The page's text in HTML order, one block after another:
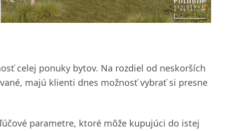
celej ponuky bytov. Na rozdiel od neskorších
majú klienti dnes možnosť vybrať si presne
parametre, ktoré môže kupujúci do istej